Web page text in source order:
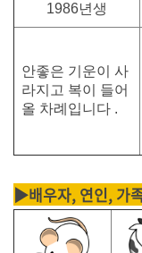
1986년생
안좋은 기운이 사
라지고 복이 들어
올 차례입니다 .
▶배우자, 연인, 가